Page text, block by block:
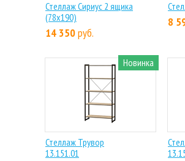
Стеллаж Сириус 2 ящика
(78х190)
14 350руб.
8
Новинка
Стеллаж Трувор
13.151.01